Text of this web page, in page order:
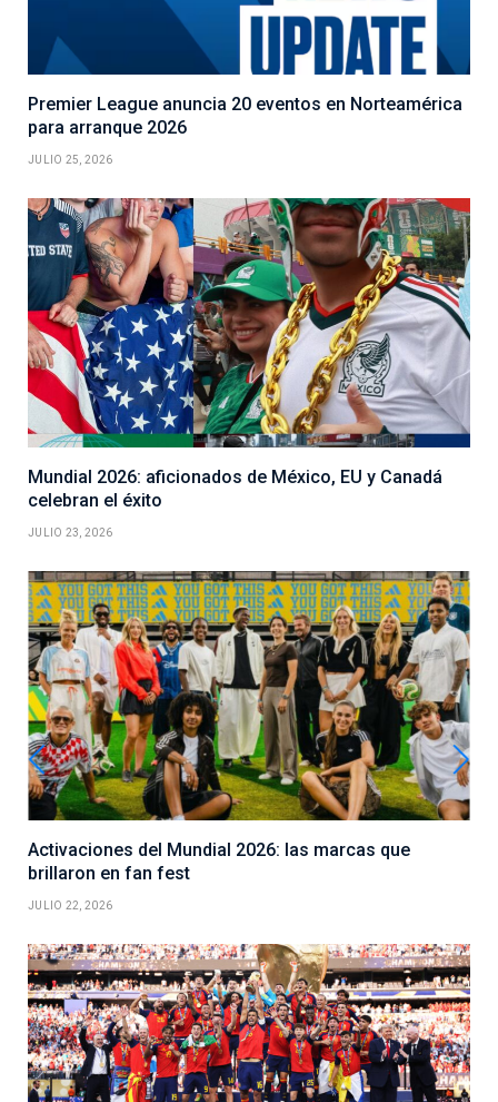
Premier League anuncia 20 eventos en Norteamérica
para arranque 2026
JULIO 25, 2026
Mundial 2026: aficionados de México, EU y Canadá
celebran el éxito
JULIO 23, 2026
Activaciones del Mundial 2026: las marcas que
brillaron en fan fest
JULIO 22, 2026